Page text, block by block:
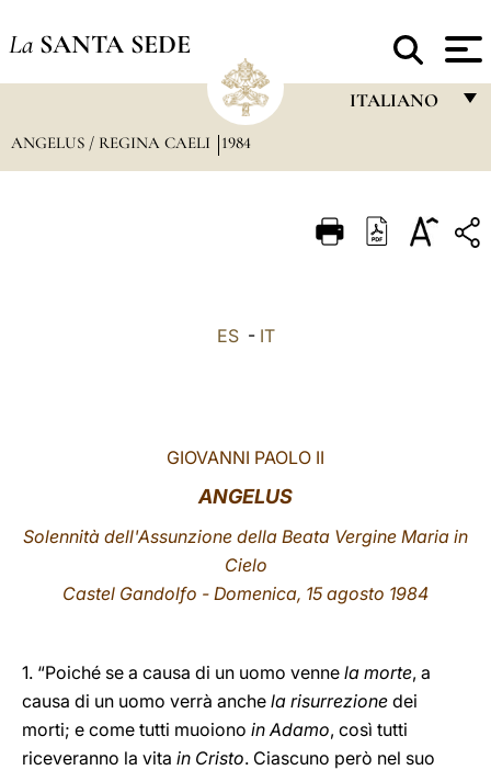
La SANTA SEDE
ITALIANO
ITALIANO
LATINE
ANGELUS / REGINA CAELI 1984
ES- IT
GIOVANNI PAOLO II
ANGELUS
Solennità dell'Assunzione della Beata Vergine Maria in
Cielo
Castel Gandolfo - Domenica, 15 agosto 1984
1. “Poiché se a causa di un uomo venne la morte, a
causa di un uomo verrà anche la risurrezione dei
morti; e come tutti muoiono in Adamo, così tutti
riceveranno la vita in Cristo. Ciascuno però nel suo